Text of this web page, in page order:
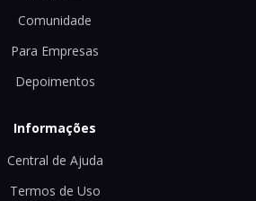
Comunidade
Para Empresas
Depoimentos
Informações
Central de Ajuda
Termos de Uso